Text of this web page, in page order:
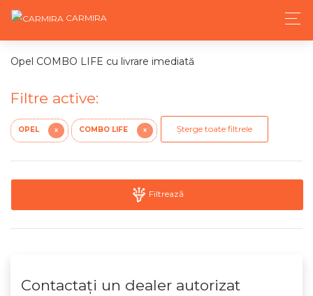
CARMIRA
Opel COMBO LIFE cu livrare imediată
Filtre active:
OPEL X COMBO LIFE X Șterge toate filtrele
Filtrează
Contactaţi un dealer autorizat